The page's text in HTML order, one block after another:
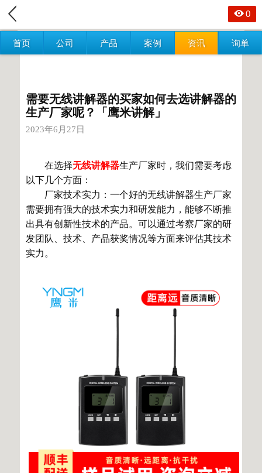
首页 公司 产品 案例 资讯 询单
0
需要无线讲解器的买家如何去选讲解器的
生产厂家呢？「鹰米讲解」
2023年6月27日
在选择无线讲解器生产厂家时，我们需要考虑
以下几个方面：
厂家技术实力：一个好的无线讲解器生产厂家
需要拥有强大的技术实力和研发能力，能够不断推
出具有创新性技术的产品。可以通过考察厂家的研
发团队、技术、产品获奖情况等方面来评估其技术
实力。